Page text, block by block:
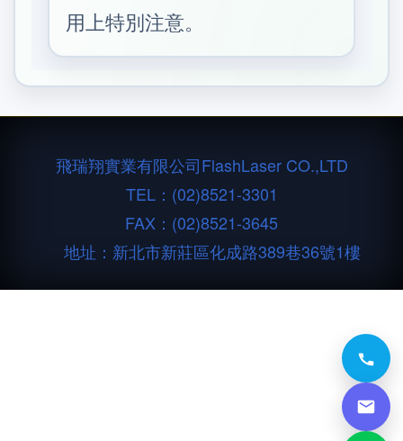
用上特別注意。
飛瑞翔實業有限公司FlashLaser CO.,LTD
TEL： (02)8521-3301
FAX：(02)8521-3645
地址：新北市新莊區化成路389巷36號1樓